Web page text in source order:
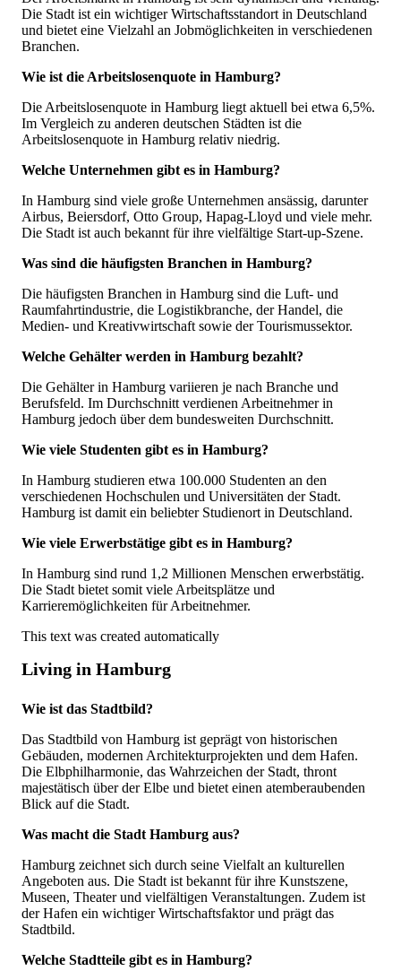
Die Stadt ist ein wichtiger Wirtschaftsstandort in Deutschland
und bietet eine Vielzahl an Jobmöglichkeiten in verschiedenen
Branchen.
Wie ist die Arbeitslosenquote in Hamburg?
Die Arbeitslosenquote in Hamburg liegt aktuell bei etwa 6,5%.
Im Vergleich zu anderen deutschen Städten ist die
Arbeitslosenquote in Hamburg relativ niedrig.
Welche Unternehmen gibt es in Hamburg?
In Hamburg sind viele große Unternehmen ansässig, darunter
Airbus, Beiersdorf, Otto Group, Hapag-Lloyd und viele mehr.
Die Stadt ist auch bekannt für ihre vielfältige Start-up-Szene.
Was sind die häufigsten Branchen in Hamburg?
Die häufigsten Branchen in Hamburg sind die Luft- und
Raumfahrtindustrie, die Logistikbranche, der Handel, die
Medien- und Kreativwirtschaft sowie der Tourismussektor.
Welche Gehälter werden in Hamburg bezahlt?
Die Gehälter in Hamburg variieren je nach Branche und
Berufsfeld. Im Durchschnitt verdienen Arbeitnehmer in
Hamburg jedoch über dem bundesweiten Durchschnitt.
Wie viele Studenten gibt es in Hamburg?
In Hamburg studieren etwa 100.000 Studenten an den
verschiedenen Hochschulen und Universitäten der Stadt.
Hamburg ist damit ein beliebter Studienort in Deutschland.
Wie viele Erwerbstätige gibt es in Hamburg?
In Hamburg sind rund 1,2 Millionen Menschen erwerbstätig.
Die Stadt bietet somit viele Arbeitsplätze und
Karrieremöglichkeiten für Arbeitnehmer.
This text was created automatically
Living in Hamburg
Wie ist das Stadtbild?
Das Stadtbild von Hamburg ist geprägt von historischen
Gebäuden, modernen Architekturprojekten und dem Hafen.
Die Elbphilharmonie, das Wahrzeichen der Stadt, thront
majestätisch über der Elbe und bietet einen atemberaubenden
Blick auf die Stadt.
Was macht die Stadt Hamburg aus?
Hamburg zeichnet sich durch seine Vielfalt an kulturellen
Angeboten aus. Die Stadt ist bekannt für ihre Kunstszene,
Museen, Theater und vielfältigen Veranstaltungen. Zudem ist
der Hafen ein wichtiger Wirtschaftsfaktor und prägt das
Stadtbild.
Welche Stadtteile gibt es in Hamburg?